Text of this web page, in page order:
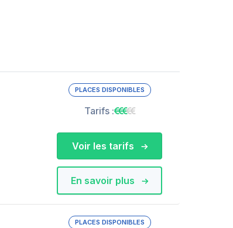
PLACES DISPONIBLES
Tarifs :
En savoir plus
Voir les tarifs
PLACES DISPONIBLES